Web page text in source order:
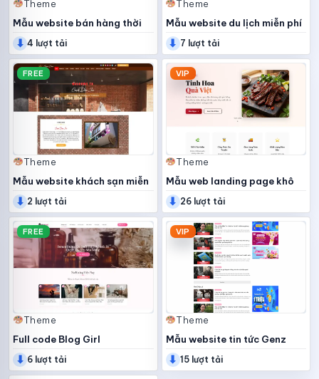
Theme
Mẫu website bán hàng thời
trang
⬇ 4 lượt tải
Theme
Mẫu website du lịch miễn phí
⬇ 7 lượt tải
FREE
Theme
Mẫu website khách sạn miễn
phí
⬇ 2 lượt tải
VIP
Theme
Mẫu web landing page khô
bò
⬇ 26 lượt tải
FREE
Theme
Full code Blog Girl
⬇ 6 lượt tải
VIP
Theme
Mẫu website tin tức Genz
⬇ 15 lượt tải